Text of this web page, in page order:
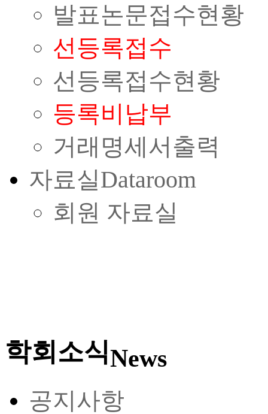
발표논문접수현황
선등록접수
선등록접수현황
등록비납부
거래명세서출력
자료실Dataroom
회원 자료실
학회소식News
공지사항